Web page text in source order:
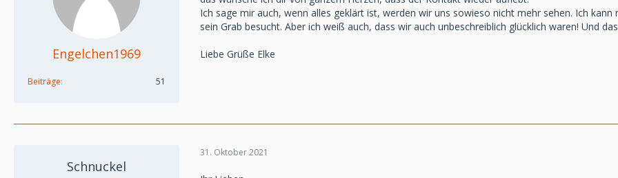
Engelchen1969
Beiträge 51
Ich sage mir auch, wenn alles geklärt ist, werden wir uns sowieso nicht mehr sehen. Ich
sein Grab besucht. Aber ich weiß auch, dass wir auch unbeschreiblich glücklich waren! Und
Liebe Grüße Elke
Schnuckel
31. Oktober 2021